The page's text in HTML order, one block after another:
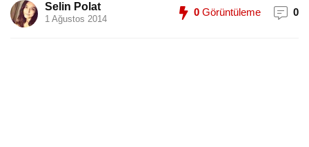
Selin Polat
1 Ağustos 2014
0 Görüntüleme 0